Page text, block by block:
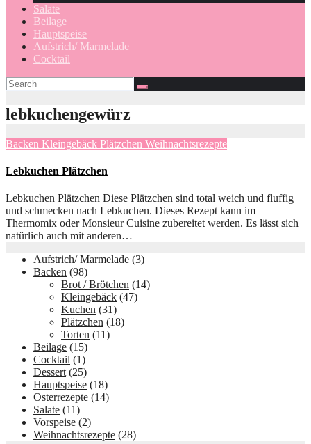
Salate
Beilage
Hauptspeise
Aufstrich/ Marmelade
Cocktail
lebkuchengewürz
Backen Kleingebäck Plätzchen Weihnachtsrezepte
Lebkuchen Plätzchen
Lebkuchen Plätzchen Diese Plätzchen sind total weich und fluffig
und schmecken nach Lebkuchen. Dieses Rezept kann im
Thermomix oder Monsieur Cuisine zubereitet werden. Es lässt sich
natürlich auch mit anderen…
Aufstrich/ Marmelade (3)
Backen (98)
Brot / Brötchen (14)
Kleingebäck (47)
Kuchen (31)
Plätzchen (18)
Torten (11)
Beilage (15)
Cocktail (1)
Dessert (25)
Hauptspeise (18)
Osterrezepte (14)
Salate (11)
Vorspeise (2)
Weihnachtsrezepte (28)